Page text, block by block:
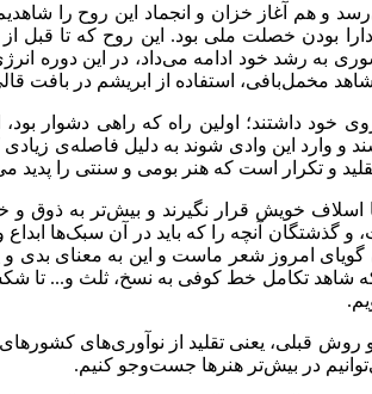
آغاز خزان و انجماد این روح را شاهدیم.
بودن خصلت ملی بود. این روح که تا
به رشد خود ادامه می‌داد، در این دوره
شاهد مخمل‌بافی، استفاده از ابریشم در
خود داشتند؛ اولین راه که راهی دشوار
این وادی شوند به دلیل فاصله‌ی زیادی
و تکرار است که هنر بومی و سنتی را پدید
اسلاف خویش قرار نگیرند و بیش‌تر به ذوق
آنچه را که باید در آن سبک‌ها ابداع
امروز شعر ماست و این به معنای بدی و
شاهد تکامل خط کوفی به نسخ، ثلث و... تا
.
قبلی، یعنی تقلید از نوآوری‌های
در بیش‌تر هنرها جست‌وجو کنیم.